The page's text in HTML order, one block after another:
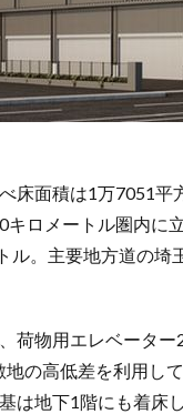
床面積は1万7051平
ロメートル圏内に
ル。主要地方道の
荷物用エレベータ
の高低差を利用し
は地下1階にも着床